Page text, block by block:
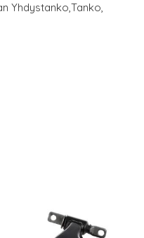
Yhdystanko,Tanko,